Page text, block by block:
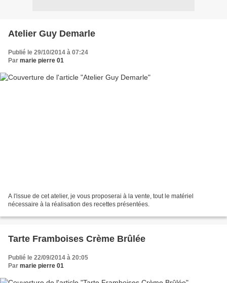
Atelier Guy Demarle
Publié le 29/10/2014 à 07:24
Par marie pierre 01
A l'issue de cet atelier, je vous proposerai à la vente, tout le matériel
nécessaire à la réalisation des recettes présentées.
Tarte Framboises Crème Brûlée
Publié le 22/09/2014 à 20:05
Par marie pierre 01